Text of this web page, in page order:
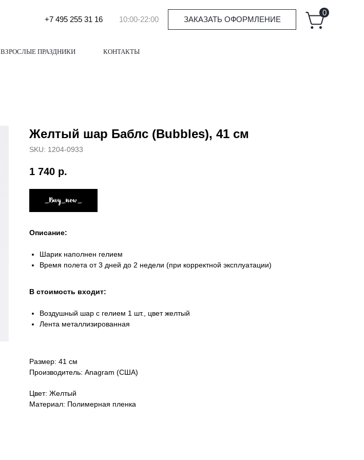
+7 495 255 31 16 10:00-22:00 ЗАКАЗАТЬ ОФОРМЛЕНИЕ
0
ВЗРОСЛЫЕ ПРАЗДНИКИ КОНТАКТЫ
Желтый шар Баблс (Bubbles), 41 см
SKU: 1204-0933
1 740 р.
_Buy_now_
Описание:
Шарик наполнен гелием
Время полета от 3 дней до 2 недели (при корректной эксплуатации)
В стоимость входит:
Воздушный шар с гелием 1 шт., цвет желтый
Лента металлизированная
Размер: 41 см
Производитель: Anagram (США)
Цвет: Желтый
Материал: Полимерная пленка